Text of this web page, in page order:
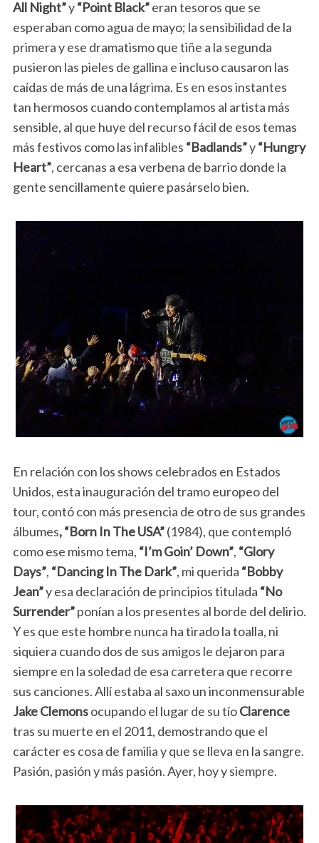
All Night”y“Point Black”eran tesoros que se
esperaban como agua de mayo; la sensibilidad de la
primera y ese dramatismo que tiñe a la segunda
pusieron las pieles de gallina e incluso causaron las
caídas de más de una lágrima. Es en esos instantes
tan hermosos cuando contemplamos al artista más
sensible, al que huye del recurso fácil de esos temas
más festivos como las infalibles “Badlands”y“Hungry
Heart”, cercanas a esa verbena de barrio donde la
gente sencillamente quiere pasárselo bien.
En relación con los shows celebrados en Estados
Unidos, esta inauguración del tramo europeo del
tour, contó con más presencia de otro de sus grandes
álbumes, “Born In The USA”(1984), que contempló
como ese mismo tema, “I’m Goin’ Down”, “Glory
Days”, “Dancing In The Dark”, mi querida “Bobby
Jean”y esa declaración de principios titulada “No
Surrender”ponían a los presentes al borde del delirio.
Y es que este hombre nunca ha tirado la toalla, ni
siquiera cuando dos de sus amigos le dejaron para
siempre en la soledad de esa carretera que recorre
sus canciones. Allí estaba al saxo un inconmensurable
Jake Clemonsocupando el lugar de su tíoClarence
tras su muerte en el 2011, demostrando que el
carácter es cosa de familia y que se lleva en la sangre.
Pasión, pasión y más pasión. Ayer, hoy y siempre.